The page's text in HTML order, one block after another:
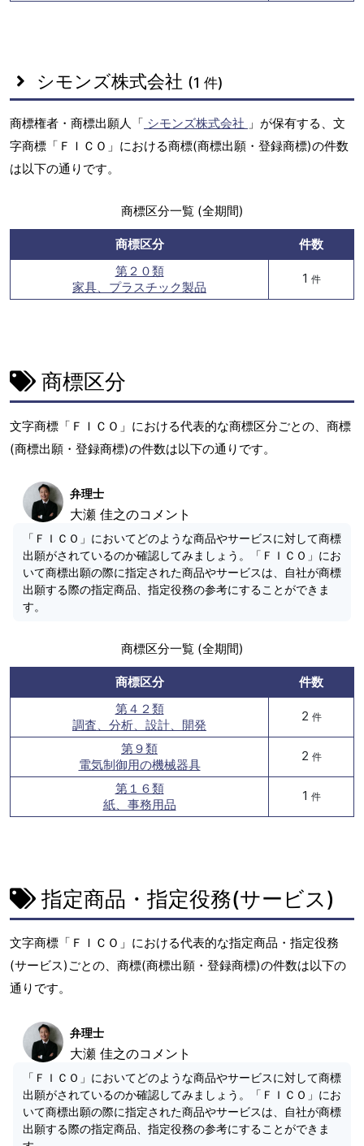
シモンズ株式会社 (1 件)
商標権者・商標出願人「 シモンズ株式会社 」が保有する、文
字商標「ＦＩＣＯ」における商標(商標出願・登録商標)の件数
は以下の通りです。
商標区分一覧 (全期間)
商標区分
件数
第２０類
家具、プラスチック製品
1 件
商標区分
文字商標「ＦＩＣＯ」における代表的な商標区分ごとの、商標
(商標出願・登録商標)の件数は以下の通りです。
弁理士
大瀬 佳之のコメント
「ＦＩＣＯ」においてどのような商品やサービスに対して商標
出願がされているのか確認してみましょう。「ＦＩＣＯ」にお
いて商標出願の際に指定された商品やサービスは、自社が商標
出願する際の指定商品、指定役務の参考にすることができま
す。
商標区分一覧 (全期間)
商標区分
件数
第４２類
調査、分析、設計、開発
2 件
第９類
電気制御用の機械器具
2 件
第１６類
紙、事務用品
1 件
指定商品・指定役務(サービス)
文字商標「ＦＩＣＯ」における代表的な指定商品・指定役務
(サービス)ごとの、商標(商標出願・登録商標)の件数は以下の
通りです。
弁理士
大瀬 佳之のコメント
「ＦＩＣＯ」においてどのような商品やサービスに対して商標
出願がされているのか確認してみましょう。「ＦＩＣＯ」にお
いて商標出願の際に指定された商品やサービスは、自社が商標
出願する際の指定商品、指定役務の参考にすることができま